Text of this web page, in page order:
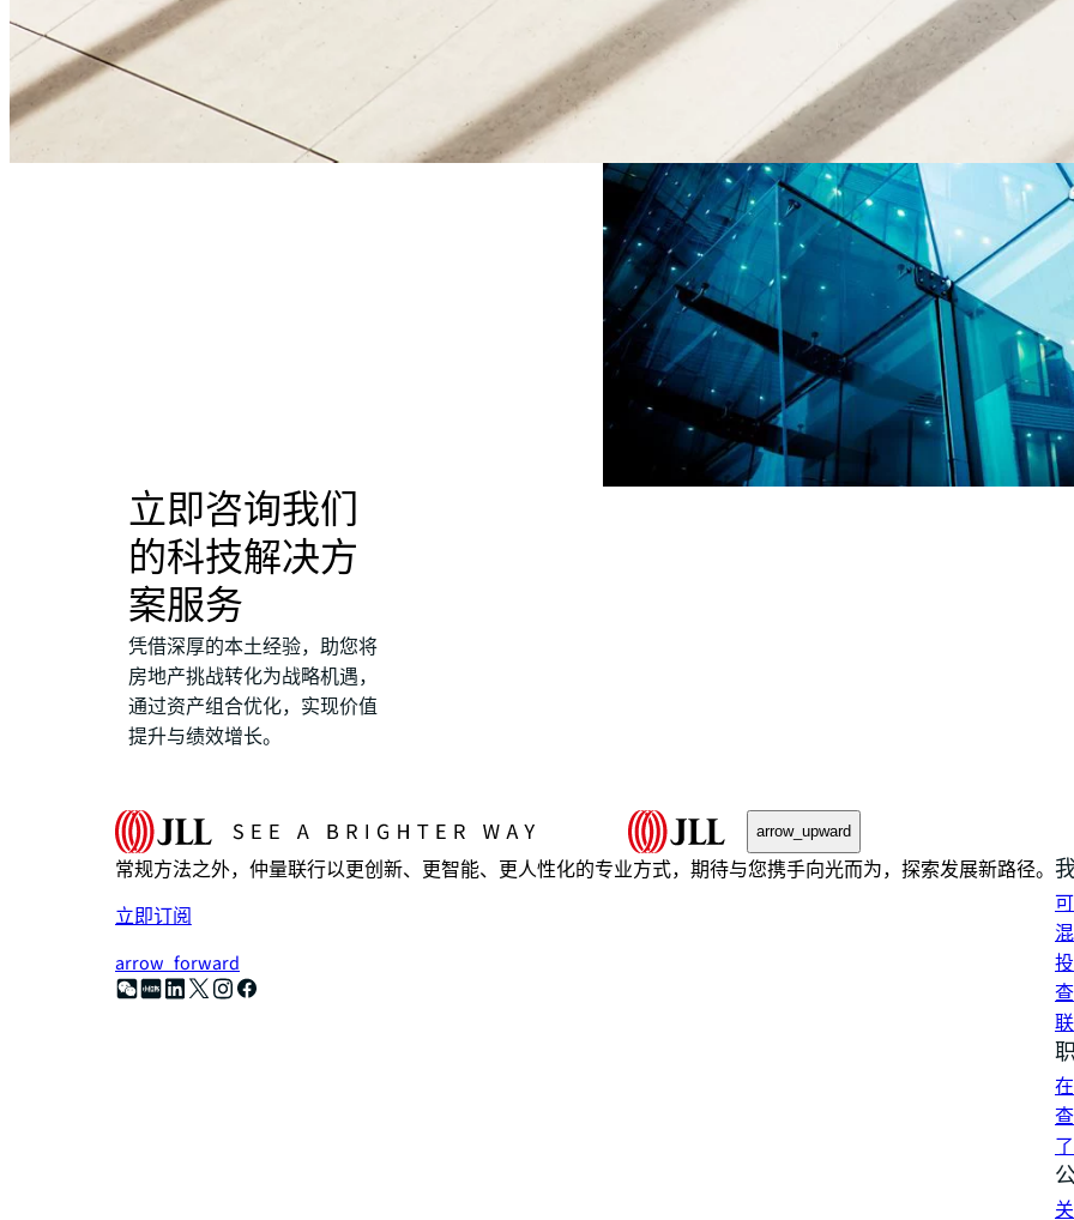
点击试用
立即咨询我们
的科技解决方
案服务
凭借深厚的本土经验，助您将
房地产挑战转化为战略机遇，
通过资产组合优化，实现价值
提升与绩效增长。
arrow_upward
常规方法之外，仲量联行以更创新、更智能、更人性化的专业方式，期待与您携手向光而为，探索发展新路径。
立即订阅
arrow_forward